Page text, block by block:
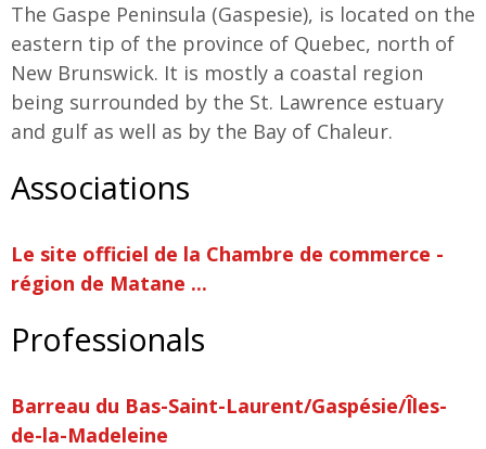
The Gaspe Peninsula (Gaspesie), is located on the
eastern tip of the province of Quebec, north of
New Brunswick. It is mostly a coastal region
being surrounded by the St. Lawrence estuary
and gulf as well as by the Bay of Chaleur.
Associations
Le site officiel de la Chambre de commerce -
région de Matane ...
Professionals
Barreau du Bas-Saint-Laurent/Gaspésie/Îles-
de-la-Madeleine